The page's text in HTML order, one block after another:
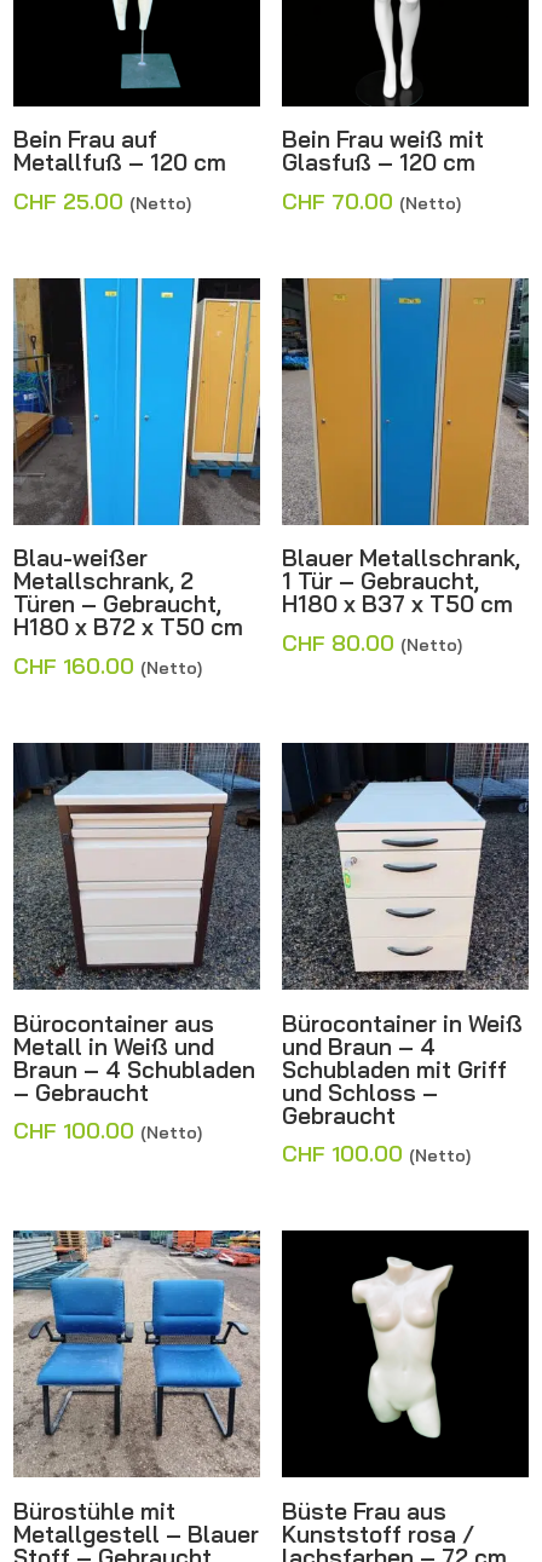
Bein Frau auf
Metallfuß – 120 cm
CHF 25.00 (Netto)
Bein Frau weiß mit
Glasfuß – 120 cm
CHF 70.00 (Netto)
Blau-weißer
Metallschrank, 2
Türen – Gebraucht,
H180 x B72 x T50 cm
CHF 160.00 (Netto)
Blauer Metallschrank,
1 Tür – Gebraucht,
H180 x B37 x T50 cm
CHF 80.00 (Netto)
Bürocontainer aus
Metall in Weiß und
Braun – 4 Schubladen
– Gebraucht
CHF 100.00 (Netto)
Bürocontainer in Weiß
und Braun – 4
Schubladen mit Griff
und Schloss –
Gebraucht
CHF 100.00 (Netto)
Bürostühle mit
Metallgestell – Blauer
Büste Frau aus
Kunststoff rosa /